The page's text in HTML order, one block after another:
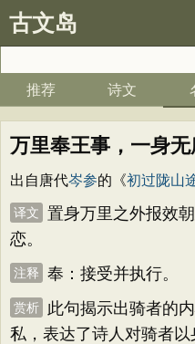
古文岛
推荐 诗文
万里奉王事，一身无
出自唐代岑参的《初过陇山
译文
置身万里之外报效
恋。
注释 奉：接受并执行。
赏析
此句揭示出骑者的
私，表达了诗人对骑者以